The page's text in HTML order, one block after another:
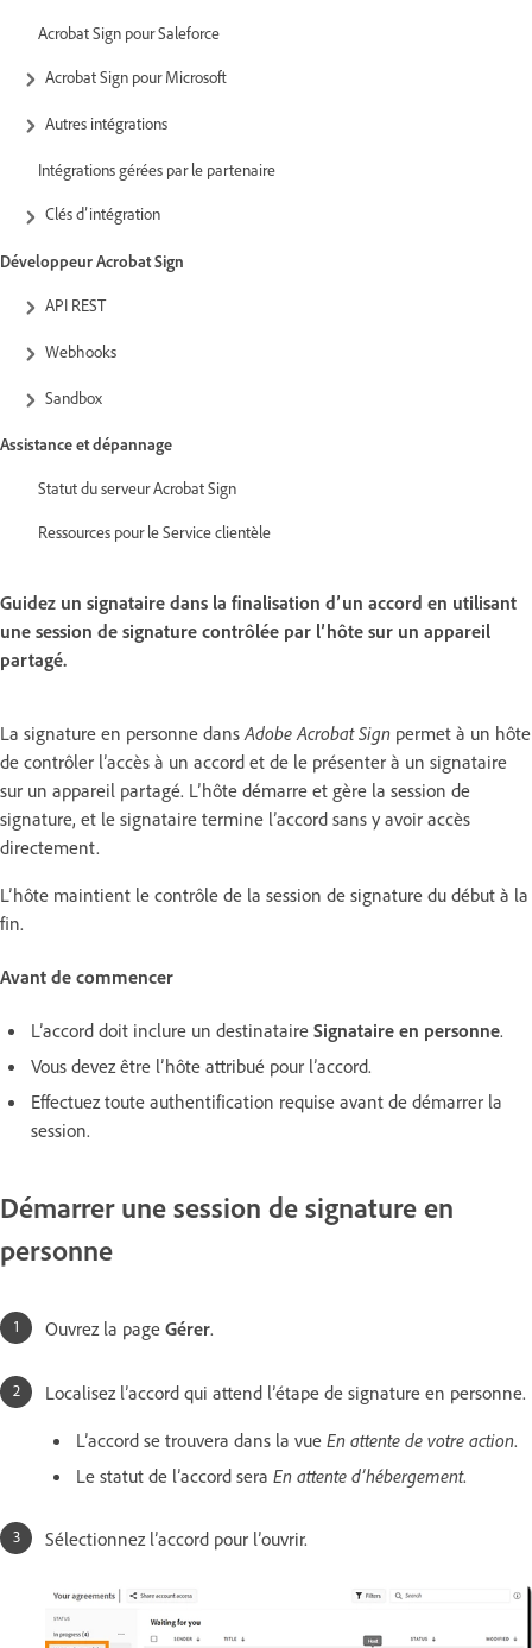
Acrobat Sign pour Saleforce
Acrobat Sign pour Microsoft
Autres intégrations
Intégrations gérées par le partenaire
Clés d’intégration
Développeur Acrobat Sign
API REST
Webhooks
Sandbox
Assistance et dépannage
Statut du serveur Acrobat Sign
Ressources pour le Service clientèle
Guidez un signataire dans la finalisation d’un accord en utilisant
une session de signature contrôlée par l’hôte sur un appareil
partagé.
La signature en personne dans Adobe Acrobat Sign permet à un hôte
de contrôler l’accès à un accord et de le présenter à un signataire
sur un appareil partagé. L’hôte démarre et gère la session de
signature, et le signataire termine l’accord sans y avoir accès
directement.
L’hôte maintient le contrôle de la session de signature du début à la
fin.
Avant de commencer
L’accord doit inclure un destinataire Signataire en personne.
Vous devez être l’hôte attribué pour l’accord.
Effectuez toute authentification requise avant de démarrer la
session.
Démarrer une session de signature en
personne
Ouvrez la page Gérer.
Localisez l’accord qui attend l’étape de signature en personne.
L’accord se trouvera dans la vue En attente de votre action.
Le statut de l’accord sera En attente d’hébergement.
Sélectionnez l’accord pour l’ouvrir.